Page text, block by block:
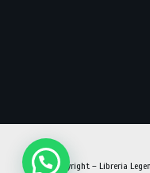
© Copyright – Libreria